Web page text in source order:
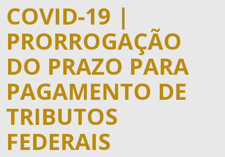
COVID-19 |
PRORROGAÇÃO
DO PRAZO PARA
PAGAMENTO DE
TRIBUTOS
FEDERAIS